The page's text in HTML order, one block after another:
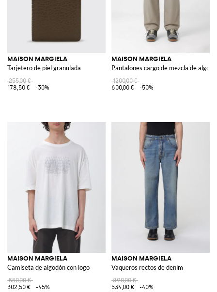
MAISON MARGIELA
Tarjetero de piel granulada
255,00 €
178,50 €
-30%
MAISON MARGIELA
Pantalones cargo de mezcla de
1200,00 €
600,00 €
-50%
MAISON MARGIELA
Camiseta de algodón con logo
550,00 €
302,50 €
-45%
MAISON MARGIELA
Vaqueros rectos de denim
890,00 €
534,00 €
-40%